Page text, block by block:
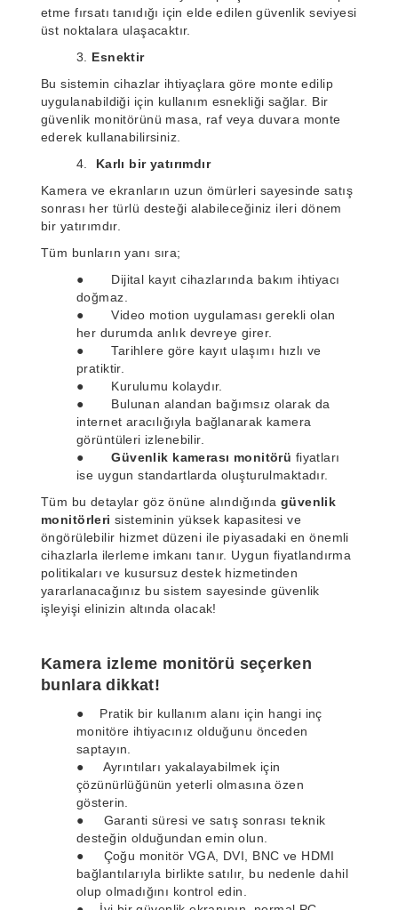
etme fırsatı tanıdığı için elde edilen güvenlik seviyesi
üst noktalara ulaşacaktır.
3. Esnektir
Bu sistemin cihazlar ihtiyaçlara göre monte edilip
uygulanabildiği için kullanım esnekliği sağlar. Bir
güvenlik monitörünü masa, raf veya duvara monte
ederek kullanabilirsiniz.
4. Karlı bir yatırımdır
Kamera ve ekranların uzun ömürleri sayesinde satış
sonrası her türlü desteği alabileceğiniz ileri dönem
bir yatırımdır.
Tüm bunların yanı sıra;
● Dijital kayıt cihazlarında bakım ihtiyacı
doğmaz.
● Video motion uygulaması gerekli olan
her durumda anlık devreye girer.
● Tarihlere göre kayıt ulaşımı hızlı ve
pratiktir.
● Kurulumu kolaydır.
● Bulunan alandan bağımsız olarak da
internet aracılığıyla bağlanarak kamera
görüntüleri izlenebilir.
●Güvenlik kamerası monitörü fiyatları
ise uygun standartlarda oluşturulmaktadır.
Tüm bu detaylar göz önüne alındığında güvenlik
monitörleri sisteminin yüksek kapasitesi ve
öngörülebilir hizmet düzeni ile piyasadaki en önemli
cihazlarla ilerleme imkanı tanır. Uygun fiyatlandırma
politikaları ve kusursuz destek hizmetinden
yararlanacağınız bu sistem sayesinde güvenlik
işleyişi elinizin altında olacak!
Kamera izleme monitörü seçerken
bunlara dikkat!
● Pratik bir kullanım alanı için hangi inç
monitöre ihtiyacınız olduğunu önceden
saptayın.
● Ayrıntıları yakalayabilmek için
çözünürlüğünün yeterli olmasına özen
gösterin.
● Garanti süresi ve satış sonrası teknik
desteğin olduğundan emin olun.
● Çoğu monitör VGA, DVI, BNC ve HDMI
bağlantılarıyla birlikte satılır, bu nedenle dahil
olup olmadığını kontrol edin.